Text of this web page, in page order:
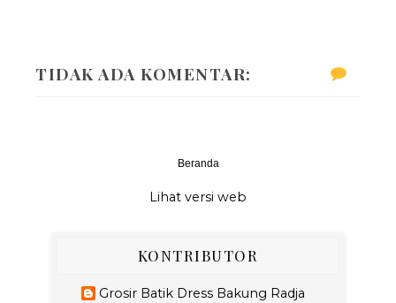
TIDAK ADA KOMENTAR:
Beranda
Lihat versi web
KONTRIBUTOR
Grosir Batik Dress Bakung Radja